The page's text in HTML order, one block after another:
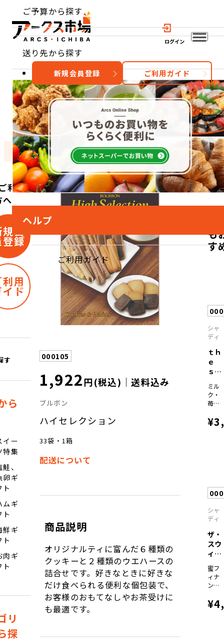
ログイン
ご予算から探す
送り先から探す
ヘルプ
ご利用ガイド
新規会員登録 ご利用ガイド
おすすめ 特集 カテゴリー
利用
へ
会
登録
用
ド
す
ら
イー
特集
、
卵ギ
ト
ムギ
ト
鮮ギ
ト
肉ギ
ト
リ
探
000105
1,922円(税込)｜送料込み
ブルボン
ハイセレクション
33袋・1箱
配送について
商品説明
オリジナルティに富んだ６種類の
クッキーと２種類のウエハースの
詰合せです。好きなときに好きな
だけ食べられる便利な個包装で、
お客様のおもてなしやお茶受けに
も最適です。
も
す
シャ
ディ
ｔｈ
ｅ
ｓｗ
ｔ...
ミル
ク・
苺・
×各
16
シャ
ディ
ザ・
スウ
ィー
ツ
蜜...
蜜フ
ィナ
ンシ
×18
モン